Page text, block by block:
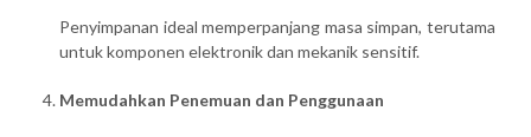
Penyimpanan ideal memperpanjang masa simpan, terutama
untuk komponen elektronik dan mekanik sensitif.
Memudahkan Penemuan dan Penggunaan